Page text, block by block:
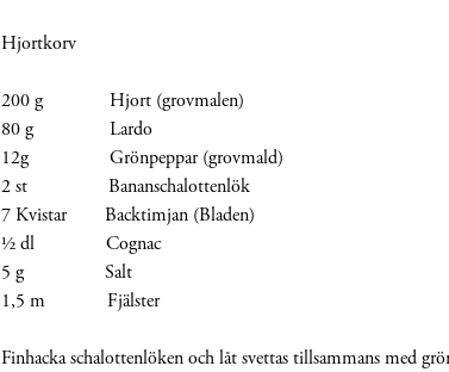
Hjortkorv
200 g Hjort (grovmalen)
80 g Lardo
12g Grönpeppar (grovmald)
2 st Bananschalottenlök
7 Kvistar Backtimjan (Bladen)
½ dl Cognac
5 g Salt
1,5 m Fjälster
Finhacka schalottenlöken och låt svettas tillsammans med